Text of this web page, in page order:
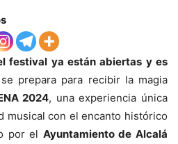
festival ya están abiertas y es
prepara para recibir la magia
2024, una experiencia única
musical con el encanto histórico
por el Ayuntamiento de Alcalá